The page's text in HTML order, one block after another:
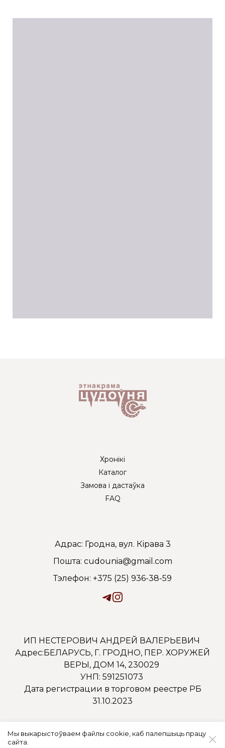
Хронікі
Каталог
Замова і дастаўка
FAQ
Адрас: Гродна, вул. Кірава 3
Пошта: cudounia@gmail.com
Тэлефон: +375 (25) 936-38-59
ИП НЕСТЕРОВИЧ АНДРЕЙ ВАЛЕРЬЕВИЧ
Адрес:БЕЛАРУСЬ, Г. ГРОДНО, ПЕР. ХОРУЖЕЙ
ВЕРЫ, ДОМ 14, 230029
УНП: 591251073
Дата регистрации в торговом реестре РБ
31.10.2023
Мы выкарыстоўваем файлы cookie, каб палепшыць працу
сайта.